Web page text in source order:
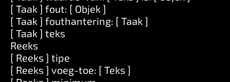
[ Taak ] fout: [ Objek ]
[ Taak ] fouthantering: [ Taak ]
[ Taak ] teks
Reeks
[ Reeks ] tipe
[ Reeks ] voeg-toe: [ Teks ]